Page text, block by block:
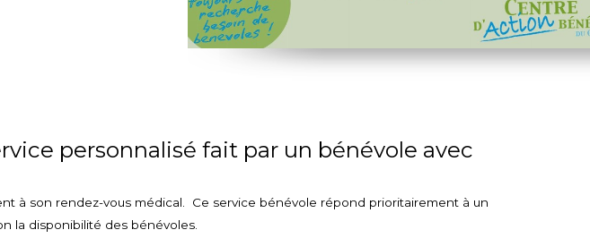
personnalisé fait par un bénévole avec
à son rendez-vous médical. Ce service bénévole répond prioritairement à un
la disponibilité des bénévoles.